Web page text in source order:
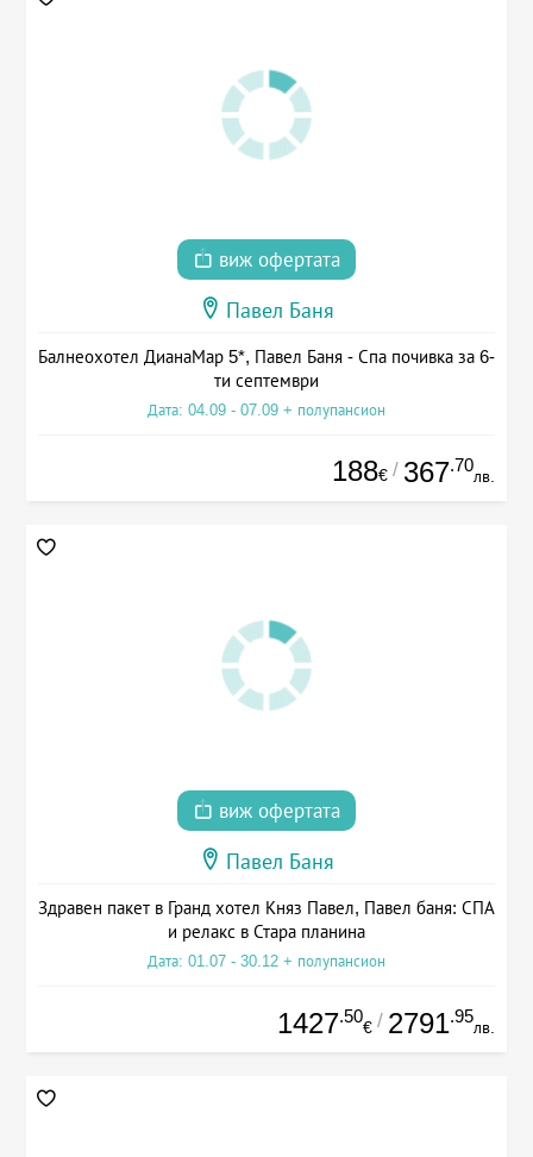
виж офертата
Павел Баня
Балнеохотел ДианаМар 5*, Павел Баня - Спа почивка за 6-
ти септември
Дата: 04.09 - 07.09 + полупансион
188€ / 367.70
лв.
виж офертата
Павел Баня
Здравен пакет в Гранд хотел Княз Павел, Павел баня: СПА
и релакс в Стара планина
Дата: 01.07 - 30.12 + полупансион
1427.50
€ / 2791.95
лв.